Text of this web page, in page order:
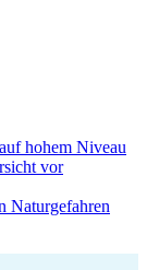
hohem Niveau
vor
Naturgefahren